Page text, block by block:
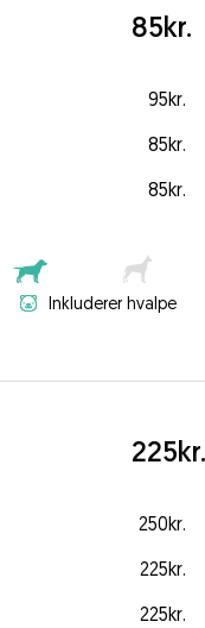
85kr.
95kr.
85kr.
85kr.
Inkluderer hvalpe
225kr.
250kr.
225kr.
225kr.